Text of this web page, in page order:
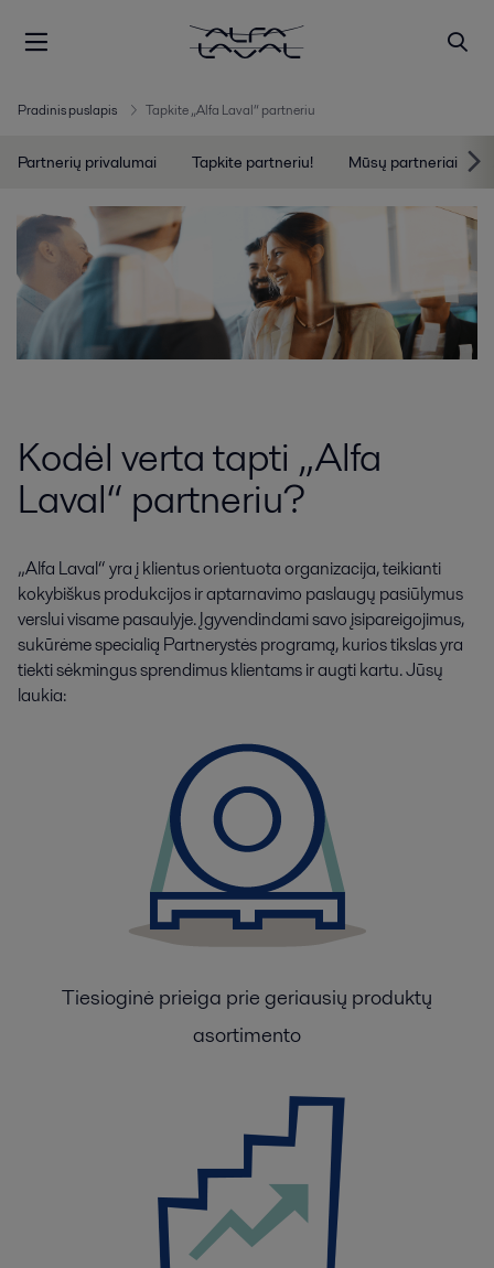
Pradinis puslapis Tapkite „Alfa Laval“ partneriu
Partnerių privalumai Tapkite partneriu! Mūsų partneriai
Kodėl verta tapti „Alfa
Laval“ partneriu?
„Alfa Laval“ yra į klientus orientuota organizacija, teikianti
kokybiškus produkcijos ir aptarnavimo paslaugų pasiūlymus
verslui visame pasaulyje. Įgyvendindami savo įsipareigojimus,
sukūrėme specialią Partnerystės programą, kurios tikslas yra
tiekti sėkmingus sprendimus klientams ir augti kartu. Jūsų
laukia:
Tiesioginė prieiga prie geriausių produktų
asortimento